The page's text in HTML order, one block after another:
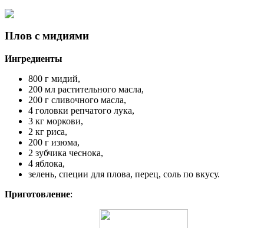
Плов с мидиями
Ингредиенты
800 г мидий,
200 мл растительного масла,
200 г сливочного масла,
4 головки репчатого лука,
3 кг моркови,
2 кг риса,
200 г изюма,
2 зубчика чеснока,
4 яблока,
зелень, специи для плова, перец, соль по вкусу.
Приготовление: